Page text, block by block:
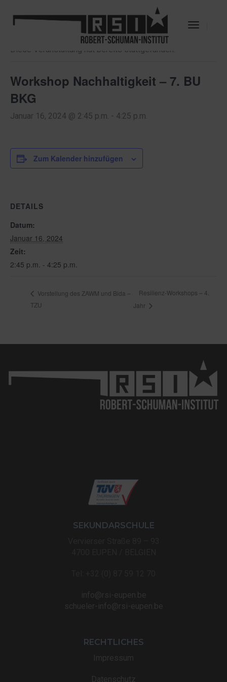
Toggle
« Alle Veranstaltungen
Diese Veranstaltung hat bereits stattgefunden.
Workshop Nachhaltigkeit – 7. BU
BKG
Januar 16, 2024 @ 2:45 p.m. - 4:25 p.m.
Zum Kalender hinzufügen
DETAILS
Datum:
Januar 16, 2024
Zeit:
2:45 p.m. - 4:25 p.m.
Vorstellung des ZAWM und Bida –
TZU
Resilienz-Workshops – 4.
Jahr
SEKUNDARSCHULE
RECHTLICHES